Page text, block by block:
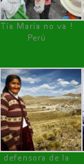
Tía María no va !
Perú
defensora de la